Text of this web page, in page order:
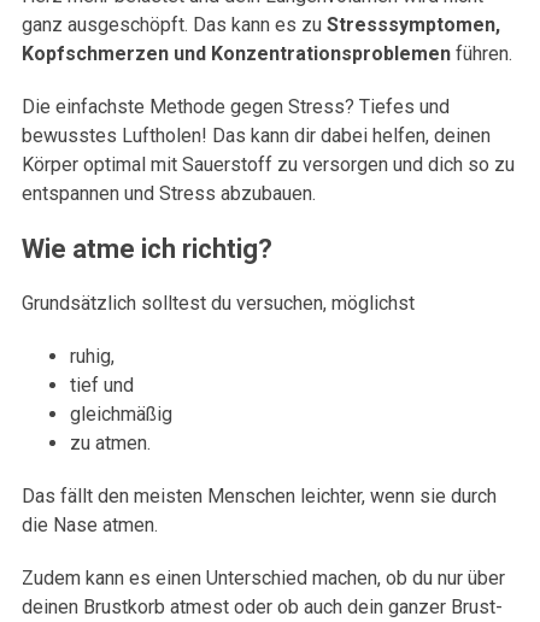
ganz ausgeschöpft. Das kann es zu Stresssymptomen,
Kopfschmerzen und Konzentrationsproblemenführen.
Die einfachste Methode gegen Stress? Tiefes und
bewusstes Luftholen! Das kann dir dabei helfen, deinen
Körper optimal mit Sauerstoff zu versorgen und dich so zu
entspannen und Stress abzubauen.
Wie atme ich richtig?
Grundsätzlich solltest du versuchen, möglichst
ruhig,
tief und
gleichmäßig
zu atmen.
Das fällt den meisten Menschen leichter, wenn sie durch
die Nase atmen.
Zudem kann es einen Unterschied machen, ob du nur über
deinen Brustkorb atmest oder ob auch dein ganzer Brust-